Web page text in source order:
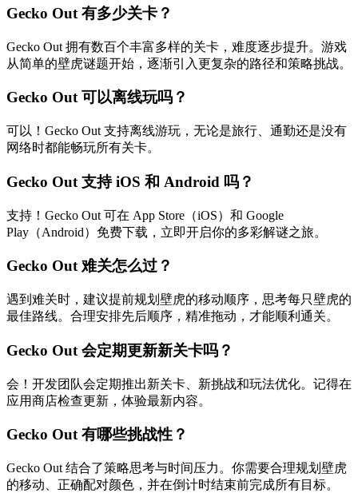
Gecko Out 有多少关卡？
Gecko Out 拥有数百个丰富多样的关卡，难度逐步提升。游戏
从简单的壁虎谜题开始，逐渐引入更复杂的路径和策略挑战。
Gecko Out 可以离线玩吗？
可以！Gecko Out 支持离线游玩，无论是旅行、通勤还是没有
网络时都能畅玩所有关卡。
Gecko Out 支持 iOS 和 Android 吗？
支持！Gecko Out 可在 App Store（iOS）和 Google
Play（Android）免费下载，立即开启你的多彩解谜之旅。
Gecko Out 难关怎么过？
遇到难关时，建议提前规划壁虎的移动顺序，思考每只壁虎的
最佳路线。合理安排先后顺序，精准拖动，才能顺利通关。
Gecko Out 会定期更新新关卡吗？
会！开发团队会定期推出新关卡、新挑战和玩法优化。记得在
应用商店检查更新，体验最新内容。
Gecko Out 有哪些挑战性？
Gecko Out 结合了策略思考与时间压力。你需要合理规划壁虎
的移动、正确配对颜色，并在倒计时结束前完成所有目标。